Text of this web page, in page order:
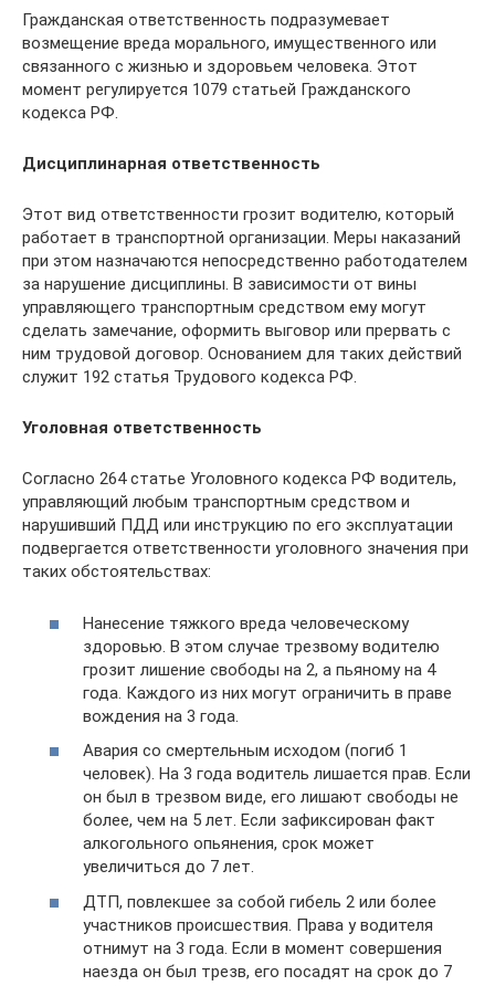
Гражданская ответственность подразумевает
возмещение вреда морального, имущественного или
связанного с жизнью и здоровьем человека. Этот
момент регулируется 1079 статьей Гражданского
кодекса РФ.
Дисциплинарная ответственность
Этот вид ответственности грозит водителю, который
работает в транспортной организации. Меры наказаний
при этом назначаются непосредственно работодателем
за нарушение дисциплины. В зависимости от вины
управляющего транспортным средством ему могут
сделать замечание, оформить выговор или прервать с
ним трудовой договор. Основанием для таких действий
служит 192 статья Трудового кодекса РФ.
Уголовная ответственность
Согласно 264 статье Уголовного кодекса РФ водитель,
управляющий любым транспортным средством и
нарушивший ПДД или инструкцию по его эксплуатации
подвергается ответственности уголовного значения при
таких обстоятельствах:
Нанесение тяжкого вреда человеческому
здоровью. В этом случае трезвому водителю
грозит лишение свободы на 2, а пьяному на 4
года. Каждого из них могут ограничить в праве
вождения на 3 года.
Авария со смертельным исходом (погиб 1
человек). На 3 года водитель лишается прав. Если
он был в трезвом виде, его лишают свободы не
более, чем на 5 лет. Если зафиксирован факт
алкогольного опьянения, срок может
увеличиться до 7 лет.
ДТП, повлекшее за собой гибель 2 или более
участников происшествия. Права у водителя
отнимут на 3 года. Если в момент совершения
наезда он был трезв, его посадят на срок до 7